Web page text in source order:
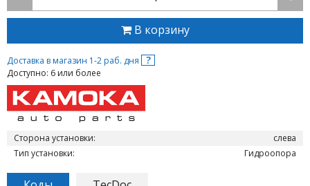
В корзину
Доставка в магазин 1-2 раб. дня ?
Доступно: 6 или более
Сторона установки:
слева
Тип установки:
Гидроопора